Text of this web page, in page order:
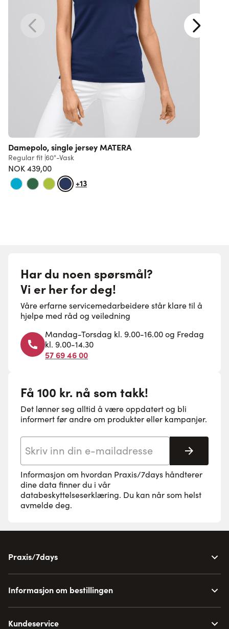
Damepolo, single jersey MATERA
Regular fit 60°-Vask
NOK 439,00
+13
Har du noen spørsmål?
Vi er her for deg!
Våre erfarne servicemedarbeidere står klare til å
hjelpe med råd og veiledning
Mandag-Torsdag kl. 9.00-16.00 og Fredag
kl. 9.00-14.30
57 69 46 00
Få 100 kr. nå som takk!
Det lønner seg alltid å være oppdatert og bli
informert før andre om produkter eller kampanjer.
Informasjon om hvordan Praxis/7days håndterer
dine data finner du i vår
databeskyttelseserklæring. Du kan når som helst
avmelde deg.
Praxis/7days
Informasjon om bestillingen
Kundeservice